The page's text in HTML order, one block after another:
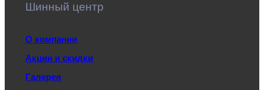
Шинный центр
О компании
Акции и скидки
Галерея